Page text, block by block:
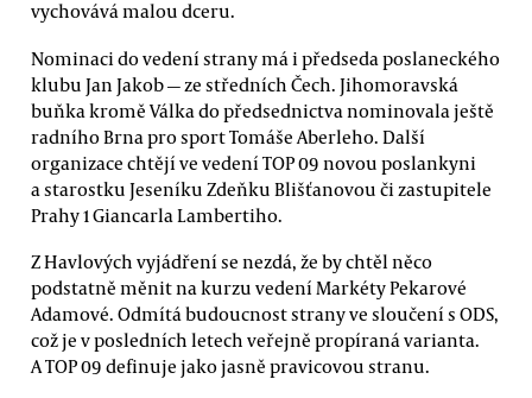
vychovává malou dceru.
Nominaci do vedení strany má i předseda poslaneckého
klubu Jan Jakob — ze středních Čech. Jihomoravská
buňka kromě Válka do předsednictva nominovala ještě
radního Brna pro sport Tomáše Aberleho. Další
organizace chtějí ve vedení TOP 09 novou poslankyni
a starostku Jeseníku Zdeňku Blišťanovou či zastupitele
Prahy 1 Giancarla Lambertiho.
Z Havlových vyjádření se nezdá, že by chtěl něco
podstatně měnit na kurzu vedení Markéty Pekarové
Adamové. Odmítá budoucnost strany ve sloučení s ODS,
což je v posledních letech veřejně propíraná varianta.
A TOP 09 definuje jako jasně pravicovou stranu.